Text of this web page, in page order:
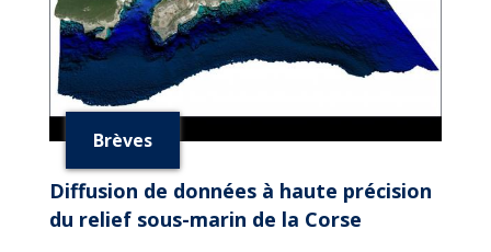
Brèves
Diffusion de données à haute précision
du relief sous-marin de la Corse